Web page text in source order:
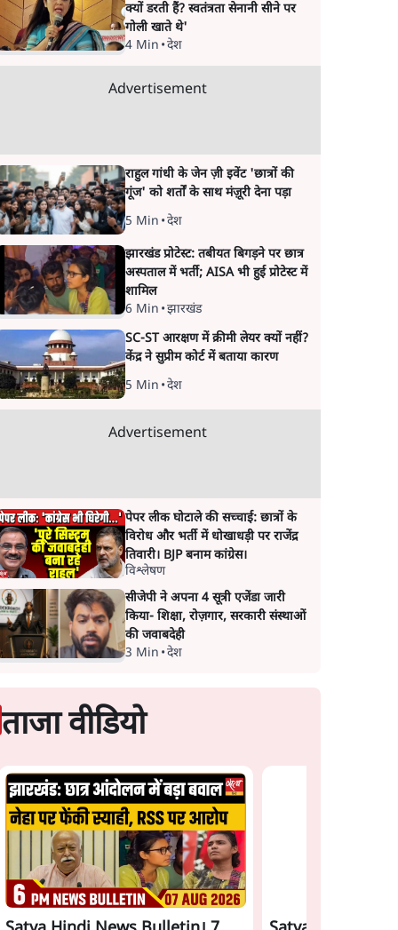
राहुल गांधी के जेन ज़ी इवेंट
'छात्रों की गूंज' को शर्तों के
साथ मंज़ूरी देना पड़ा
शामिल
क्यों डरती हैं? स्वतंत्रता सेनानी सीने पर
गोली खाते थे'
4 Min •देश
Advertisement
राहुल गांधी के जेन ज़ी इवेंट 'छात्रों की
गूंज' को शर्तों के साथ मंज़ूरी देना पड़ा
5 Min •देश
झारखंड प्रोटेस्ट: तबीयत बिगड़ने पर छात्र
अस्पताल में भर्ती; AISA भी हुई प्रोटेस्ट में
शामिल
6 Min •झारखंड
SC-ST आरक्षण में क्रीमी लेयर क्यों नहीं?
केंद्र ने सुप्रीम कोर्ट में बताया कारण
5 Min •देश
Advertisement
पेपर लीक घोटाले की सच्चाई: छात्रों के
विरोध और भर्ती में धोखाधड़ी पर राजेंद्र
तिवारी। BJP बनाम कांग्रेस।
विश्लेषण
सीजेपी ने अपना 4 सूत्री एजेंडा जारी
किया- शिक्षा, रोज़गार, सरकारी संस्थाओं
की जवाबदेही
3 Min •देश
ताजा वीडियो